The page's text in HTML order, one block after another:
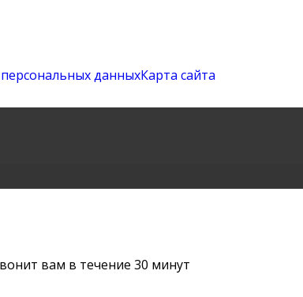
данныхКарта сайта
вам в течение 30 минут